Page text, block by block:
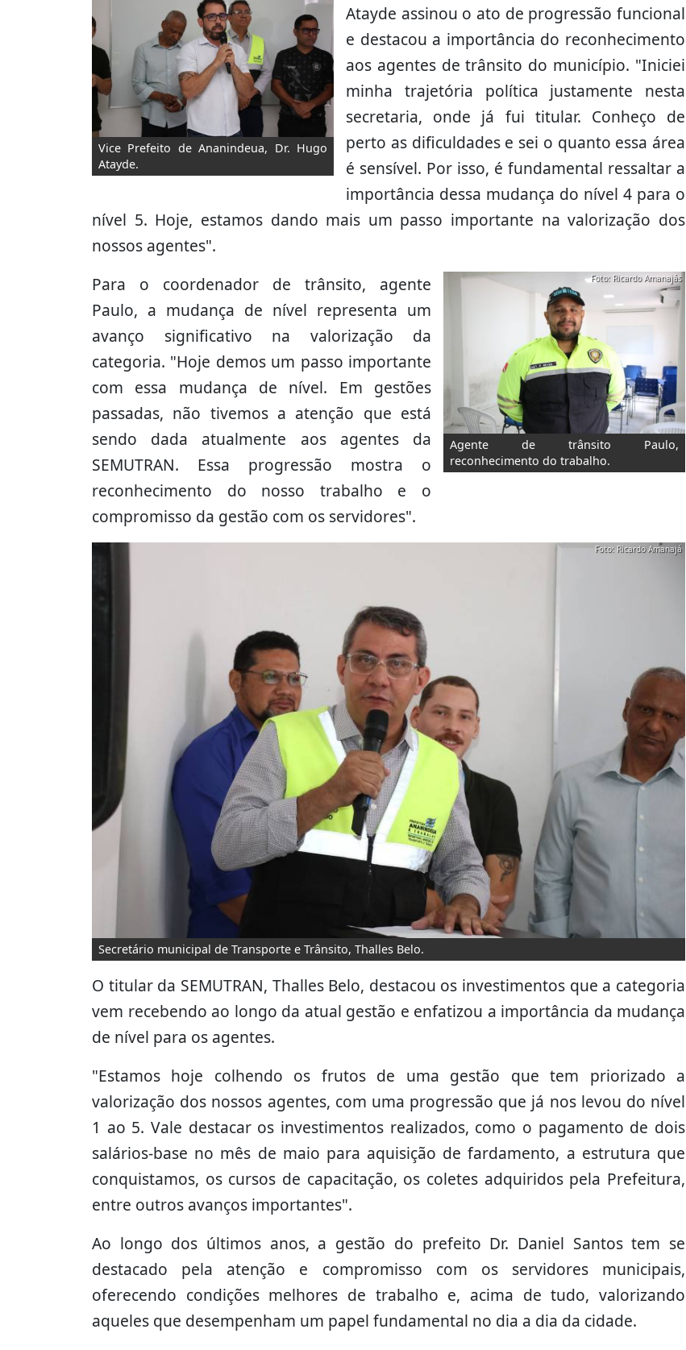
Vice Prefeito de Ananindeua, Dr. Hugo
Atayde.
Atayde assinou o ato de progressão funcional
e destacou a importância do reconhecimento
aos agentes de trânsito do município. "Iniciei
minha trajetória política justamente nesta
secretaria, onde já fui titular. Conheço de
perto as dificuldades e sei o quanto essa área
é sensível. Por isso, é fundamental ressaltar a
importância dessa mudança do nível 4 para o
nível 5. Hoje, estamos dando mais um passo importante na valorização dos
nossos agentes".
Agente de trânsito Paulo,
reconhecimento do trabalho.
Foto: Ricardo Amanajás
Para o coordenador de trânsito, agente
Paulo, a mudança de nível representa um
avanço significativo na valorização da
categoria. "Hoje demos um passo importante
com essa mudança de nível. Em gestões
passadas, não tivemos a atenção que está
sendo dada atualmente aos agentes da
SEMUTRAN. Essa progressão mostra o
reconhecimento do nosso trabalho e o
compromisso da gestão com os servidores".
Secretário municipal de Transporte e Trânsito, Thalles Belo.
Foto: Ricardo Amanajá
O titular da SEMUTRAN, Thalles Belo, destacou os investimentos que a categoria
vem recebendo ao longo da atual gestão e enfatizou a importância da mudança
de nível para os agentes.
"Estamos hoje colhendo os frutos de uma gestão que tem priorizado a
valorização dos nossos agentes, com uma progressão que já nos levou do nível
1 ao 5. Vale destacar os investimentos realizados, como o pagamento de dois
salários-base no mês de maio para aquisição de fardamento, a estrutura que
conquistamos, os cursos de capacitação, os coletes adquiridos pela Prefeitura,
entre outros avanços importantes".
Ao longo dos últimos anos, a gestão do prefeito Dr. Daniel Santos tem se
destacado pela atenção e compromisso com os servidores municipais,
oferecendo condições melhores de trabalho e, acima de tudo, valorizando
aqueles que desempenham um papel fundamental no dia a dia da cidade.